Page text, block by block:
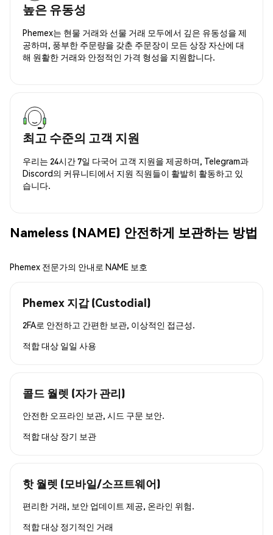
높은 유동성
Phemex는 현물 거래와 선물 거래 모두에서 깊은 유동성을 제
공하며, 풍부한 주문량을 갖춘 주문장이 모든 상장 자산에 대
해 원활한 거래와 안정적인 가격 형성을 지원합니다.
최고 수준의 고객 지원
우리는 24시간 7일 다국어 고객 지원을 제공하며, Telegram과
Discord의 커뮤니티에서 지원 직원들이 활발히 활동하고 있
습니다.
Nameless (NAME) 안전하게 보관하는 방법
Phemex 전문가의 안내로 NAME 보호
Phemex 지갑 (Custodial)
2FA로 안전하고 간편한 보관, 이상적인 접근성.
적합 대상 일일 사용
콜드 월렛 (자가 관리)
안전한 오프라인 보관, 시드 구문 보안.
적합 대상 장기 보관
핫 월렛 (모바일/소프트웨어)
편리한 거래, 보안 업데이트 제공, 온라인 위험.
적합 대상 정기적인 거래